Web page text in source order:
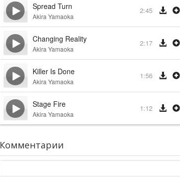
Spread Turn
Akira Yamaoka
2:45
Changing Reality
Akira Yamaoka
2:17
Killer Is Done
Akira Yamaoka
1:56
Stage Fire
Akira Yamaoka
1:12
Комментарии